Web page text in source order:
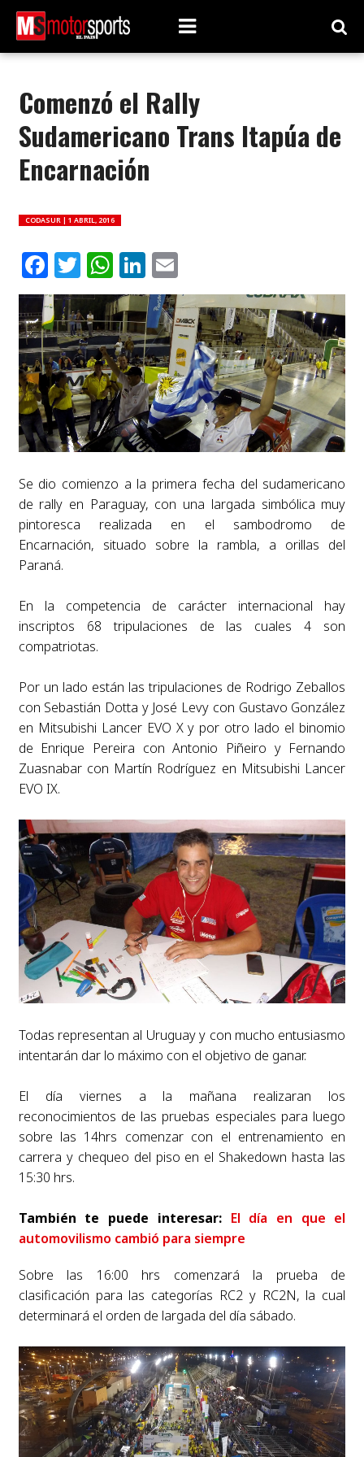
Comenzó el Rally
Sudamericano Trans Itapúa de
Encarnación
CODASUR | 1 ABRIL, 2016
Facebook
Twitter
WhatsApp
LinkedIn
Email
Se dio comienzo a la primera fecha del sudamericano
de rally en Paraguay, con una largada simbólica muy
pintoresca realizada en el sambodromo de
Encarnación, situado sobre la rambla, a orillas del
Paraná.
En la competencia de carácter internacional hay
inscriptos 68 tripulaciones de las cuales 4 son
compatriotas.
Por un lado están las tripulaciones de Rodrigo Zeballos
con Sebastián Dotta y José Levy con Gustavo González
en Mitsubishi Lancer EVO X y por otro lado el binomio
de Enrique Pereira con Antonio Piñeiro y Fernando
Zuasnabar con Martín Rodríguez en Mitsubishi Lancer
EVO IX.
Todas representan al Uruguay y con mucho entusiasmo
intentarán dar lo máximo con el objetivo de ganar.
El día viernes a la mañana realizaran los
reconocimientos de las pruebas especiales para luego
sobre las 14hrs comenzar con el entrenamiento en
carrera y chequeo del piso en el Shakedown hasta las
15:30 hrs.
También te puede interesar: El día en que el
automovilismo cambió para siempre
Sobre las 16:00 hrs comenzará la prueba de
clasificación para las categorías RC2 y RC2N, la cual
determinará el orden de largada del día sábado.